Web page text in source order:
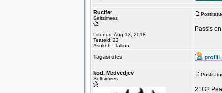
Rucifer
Seltsimees
Liitunud: Aug 13, 2018
Teateid: 22
Asukoht: Tallinn
Passis
Tagasi üles
kod. Medvedjev
Seltsimees
21G?